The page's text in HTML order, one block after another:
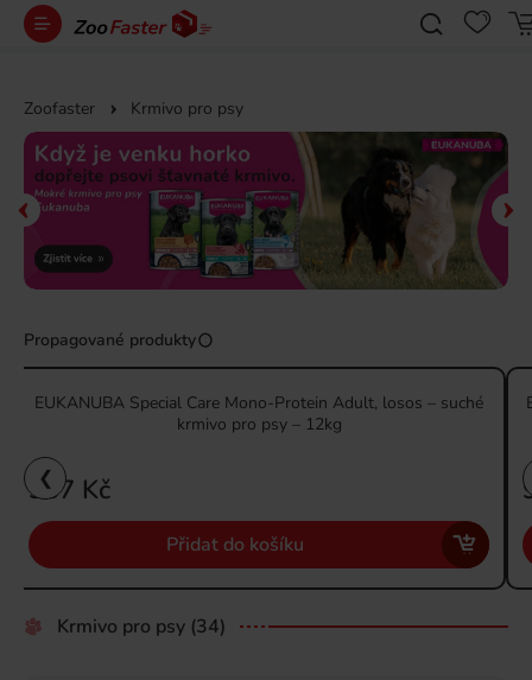
Zoofaster Krmivo pro psy
Propagované produkty
❮
EUKANUBA Special Care Mono-Protein Adult, losos – suché
krmivo pro psy – 12kg
937 Kč
Přidat do košíku
Krmivo pro psy (34)